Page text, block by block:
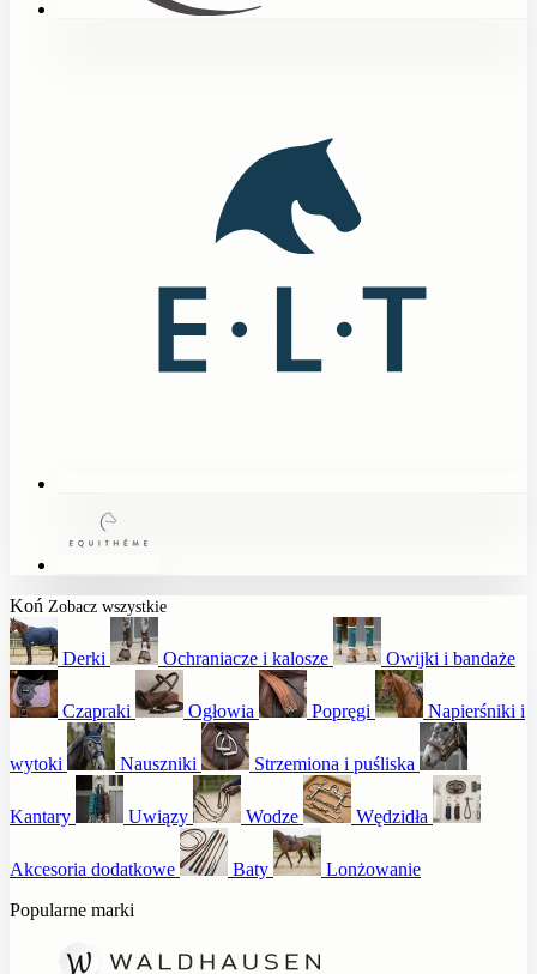
Koń Zobacz wszystkie
Derki Ochraniacze i kalosze Owijki i bandaże
Czapraki Ogłowia Popręgi Napierśniki i
wytoki Nauszniki Strzemiona i puśliska
Kantary Uwiązy Wodze Wędzidła
Akcesoria dodatkowe Baty
Lonżowanie
Popularne marki